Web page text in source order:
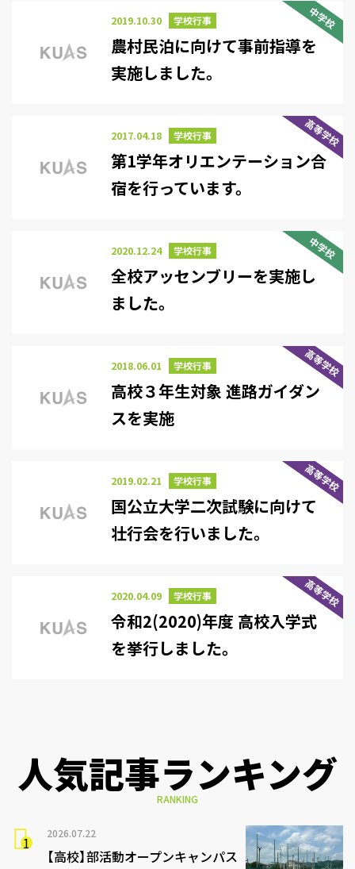
中学校
2019.10.30 学校行事
農村民泊に向けて事前指導を
実施しました。
高等学校
2017.04.18 学校行事
第1学年オリエンテーション合
宿を行っています。
中学校
2020.12.24 学校行事
全校アッセンブリーを実施し
ました。
高等学校
2018.06.01 学校行事
高校３年生対象 進路ガイダン
スを実施
高等学校
2019.02.21 学校行事
国公立大学二次試験に向けて
壮行会を行いました。
高等学校
2020.04.09 学校行事
令和2(2020)年度 高校入学式
を挙行しました。
人気記事ランキング
RANKING
2026.07.22
【高校】部活動オープンキャンパス